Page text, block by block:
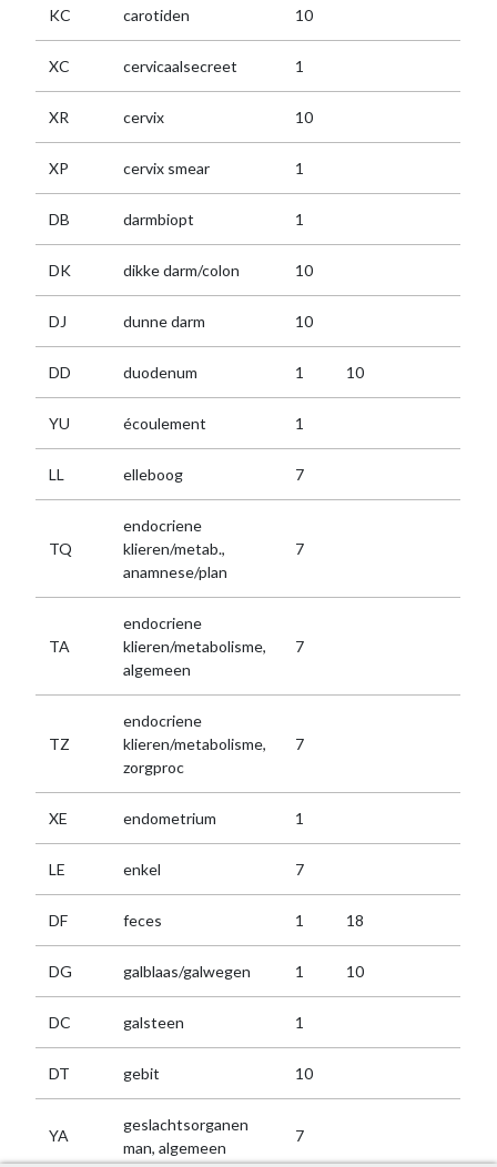
KC carotiden 10
XC cervicaalsecreet 1
XR cervix 10
XP cervix smear 1
DB darmbiopt 1
DK dikke darm/colon 10
DJ dunne darm 10
DD duodenum 1 10
YU écoulement 1
LL elleboog 7
TQ
endocriene
klieren/metab.,
anamnese/plan
7
TA
endocriene
klieren/metabolisme,
algemeen
7
TZ
endocriene
klieren/metabolisme,
zorgproc
7
XE endometrium 1
LE enkel 7
DF feces 1 18
DG galblaas/galwegen 1 10
DC galsteen 1
DT gebit 10
YA
geslachtsorganen
man, algemeen
7